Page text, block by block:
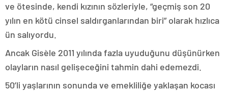
ve ötesinde, kendi kızının sözleriyle, “geçmiş son 20
yılın en kötü cinsel saldırganlarından biri” olarak hızlıca
ün salıyordu.
Ancak Gisèle 2011 yılında fazla uyuduğunu düşünürken
olayların nasıl gelişeceğini tahmin dahi edemezdi.
50’li yaşlarının sonunda ve emekliliğe yaklaşan kocası